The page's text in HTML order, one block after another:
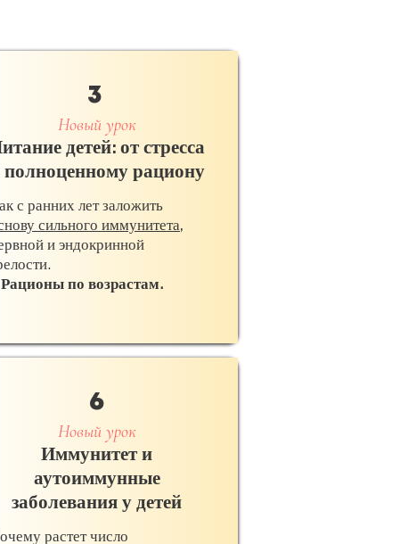
3
Новый урок
детей: от стресса
полноценному рациону
с ранних лет заложить
сильного иммунитета,
и эндокринной
Рационы по возрастам.
6
Новый урок
Иммунитет и
аутоиммунные
заболевания у детей
растет число